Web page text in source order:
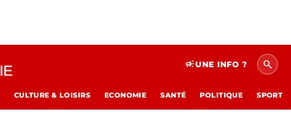
campaignUNE INFO ? search
CULTURE & LOISIRS ECONOMIE SANTÉ POLITIQUE SPORT